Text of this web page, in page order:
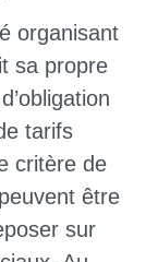
organisant
sa propre
tarifs
critère de
être
sur